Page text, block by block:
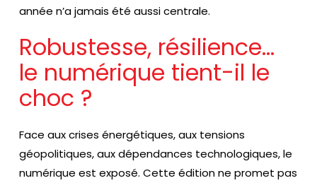
année n’a jamais été aussi centrale.
Robustesse, résilience…
le numérique tient-il le
choc ?
Face aux crises énergétiques, aux tensions
géopolitiques, aux dépendances technologiques, le
numérique est exposé. Cette édition ne promet pas